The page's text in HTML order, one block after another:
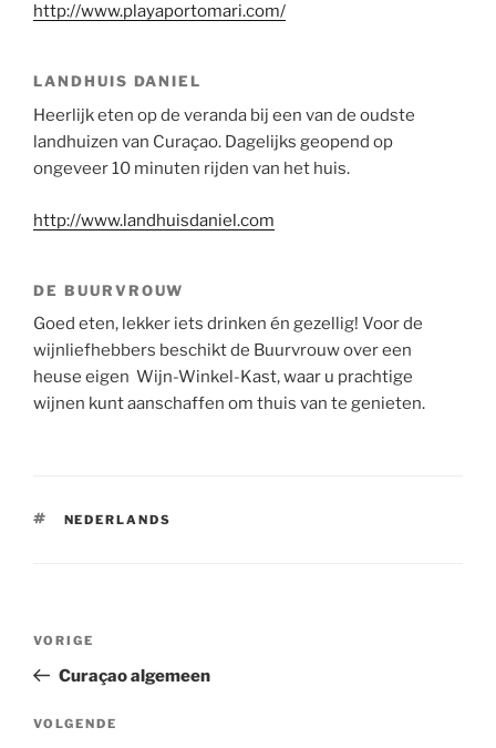
http://www.playaportomari.com/
LANDHUIS DANIEL
Heerlijk eten op de veranda bij een van de oudste
landhuizen van Curaçao. Dagelijks geopend op
ongeveer 10 minuten rijden van het huis.
http://www.landhuisdaniel.com
DE BUURVROUW
Goed eten, lekker iets drinken én gezellig! Voor de
wijnliefhebbers beschikt de Buurvrouw over een
heuse eigen Wijn-Winkel-Kast, waar u prachtige
wijnen kunt aanschaffen om thuis van te genieten.
TAGS
NEDERLANDS
Vorig
bericht
VORIGE
Curaçao algemeen
Volgend
VOLGENDE